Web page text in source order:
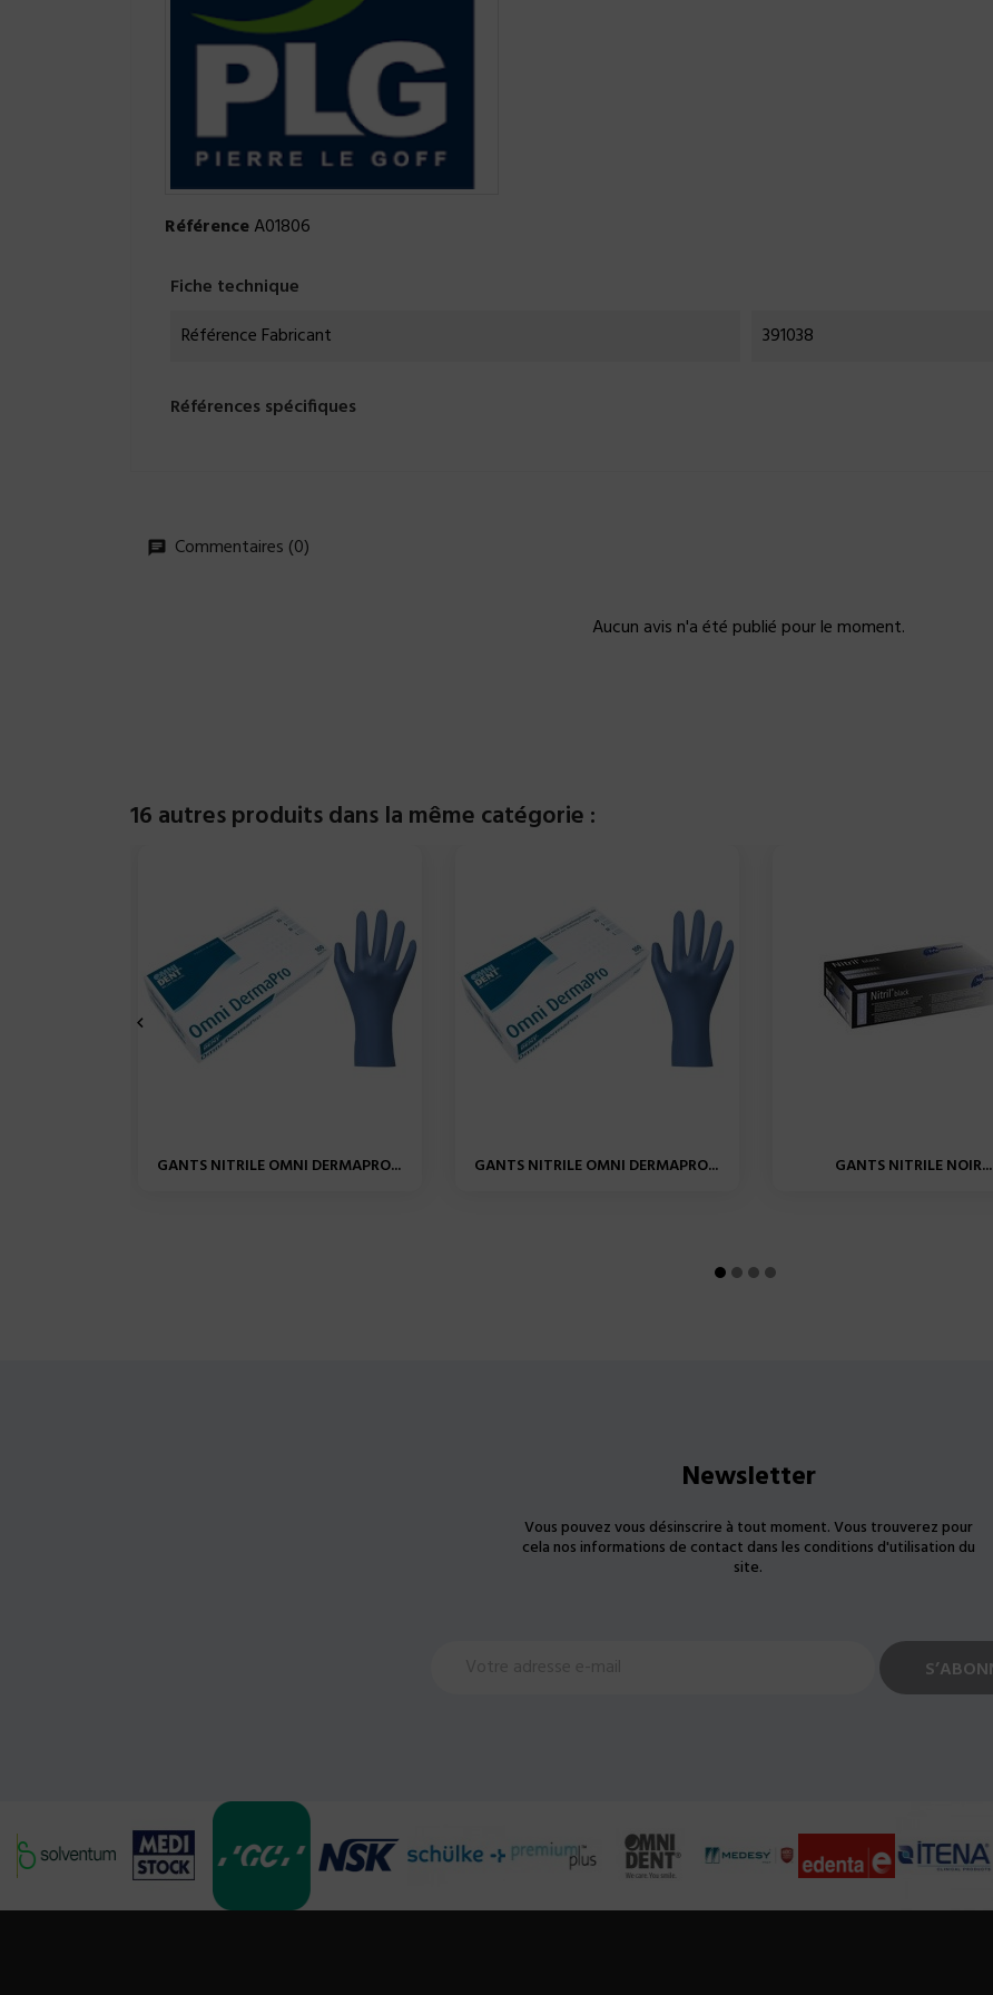
RéférenceA01806
Fiche technique
Référence Fabricant
391038
Références spécifiques
Commentaires (0)
Aucun avis n'a été publié pour le moment.
16 autres produits dans la même catégorie :
GANTS NITRILE OMNI DERMAPRO... GANTS NITRILE OMNI DERMAPRO... GANTS NITRILE NOIR...

Newsletter
Vous pouvez vous désinscrire à tout moment. Vous trouverez pour
cela nos informations de contact dans les conditions d'utilisation du
site.